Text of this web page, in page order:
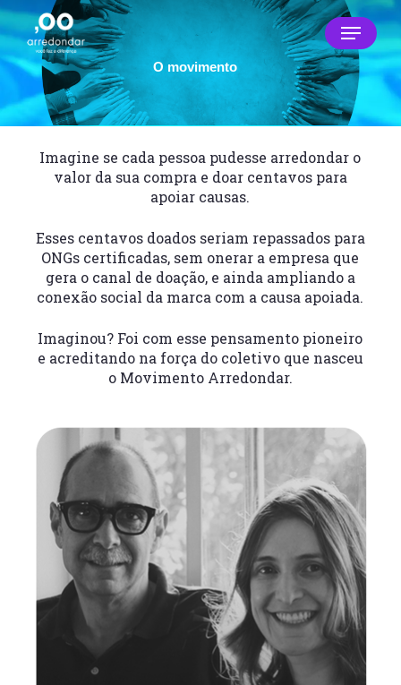
Skip
to
main
content
Menu
O movimento
Imagine se cada pessoa pudesse arredondar o
valor da sua compra e doar centavos para
apoiar causas.
Esses centavos doados seriam repassados para
ONGs certificadas, sem onerar a empresa que
gera o canal de doação,e ainda ampliando a
conexão social da marca com a causa apoiada.
Imaginou? Foi com esse pensamento pioneiro
e acreditando na força do coletivoque nasceu
o Movimento Arredondar.
Close
Menu